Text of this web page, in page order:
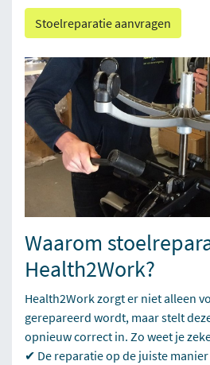
Stoelreparatie aanvragen
Waarom
Health2Work?
Health2Work zorgt er niet alleen
gerepareerd wordt, maar stelt
opnieuw correct in. Zo weet je
✔ De reparatie op de juiste